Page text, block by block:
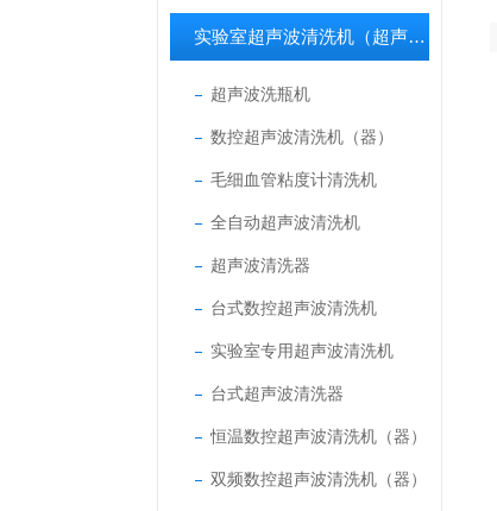
实验室超声波清洗机（超声波清洗器）
超声波洗瓶机
数控超声波清洗机（器）
毛细血管粘度计清洗机
全自动超声波清洗机
超声波清洗器
台式数控超声波清洗机
实验室专用超声波清洗机
台式超声波清洗器
恒温数控超声波清洗机（器）
双频数控超声波清洗机（器）